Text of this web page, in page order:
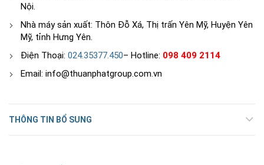
Nội.
Nhà máy sản xuất: Thôn Đỗ Xá, Thị trấn Yên Mỹ, Huyện Yên
Mỹ, tỉnh Hưng Yên.
Điện Thoại: 024.35377.450– Hotline: 098 409 2114
Email: info@thuanphatgroup.com.vn
THÔNG TIN BỔ SUNG